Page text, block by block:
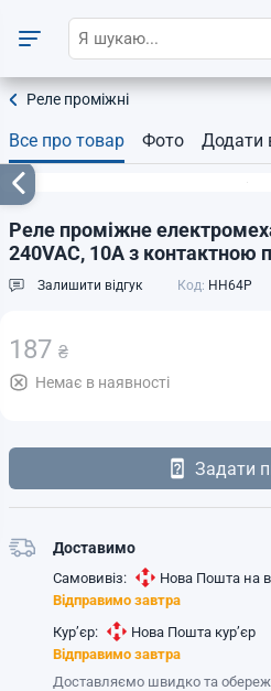
Реле проміжні
Все про товар Фото Додати
Реле проміжне
240VAC, 10A з
Залишити відгук Код: HH64P
187 ₴
Немає в наявності
Задати
Доставимо
Самовивіз:
Нова Пошта на
Відправимо завтра
Кур’єр:
Нова Пошта кур’єр
Відправимо завтра
Доставляємо швидко та